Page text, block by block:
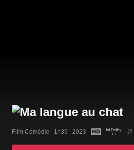
Film Comédie   1h39   2023